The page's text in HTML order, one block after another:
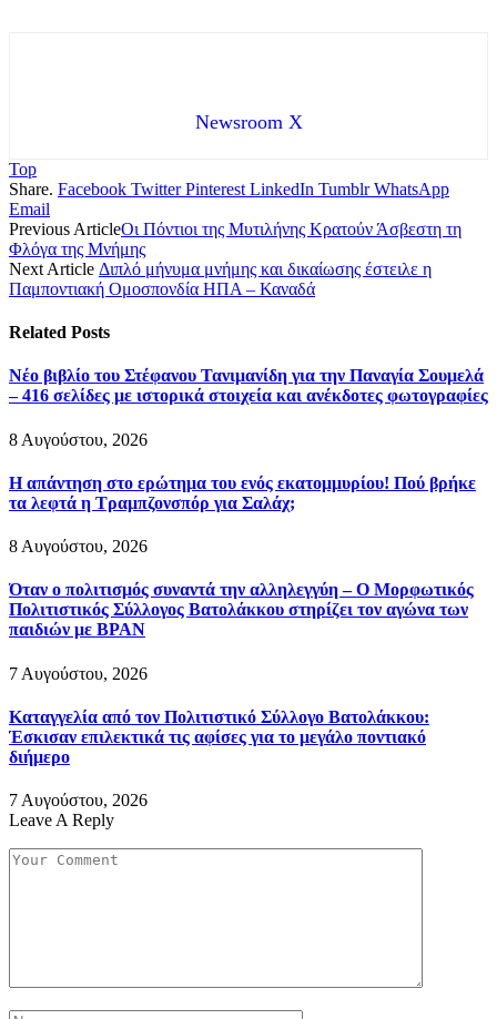
Newsroom X
Top
Share. Facebook Twitter Pinterest LinkedIn Tumblr WhatsApp
Email
Previous ArticleΟι Πόντιοι της Μυτιλήνης Κρατούν Άσβεστη τη
Φλόγα της Μνήμης
Next Article Διπλό μήνυμα μνήμης και δικαίωσης έστειλε η
Παμποντιακή Ομοσπονδία ΗΠΑ – Καναδά
Related Posts
Νέο βιβλίο του Στέφανου Τανιμανίδη για την Παναγία Σουμελά
– 416 σελίδες με ιστορικά στοιχεία και ανέκδοτες φωτογραφίες
8 Αυγούστου, 2026
Η απάντηση στο ερώτημα του ενός εκατομμυρίου! Πού βρήκε
τα λεφτά η Τραμπζονσπόρ για Σαλάχ;
8 Αυγούστου, 2026
Όταν ο πολιτισμός συναντά την αλληλεγγύη – Ο Μορφωτικός
Πολιτιστικός Σύλλογος Βατολάκκου στηρίζει τον αγώνα των
παιδιών με BPAN
7 Αυγούστου, 2026
Καταγγελία από τον Πολιτιστικό Σύλλογο Βατολάκκου:
Έσκισαν επιλεκτικά τις αφίσες για το μεγάλο ποντιακό
διήμερο
7 Αυγούστου, 2026
Leave A Reply